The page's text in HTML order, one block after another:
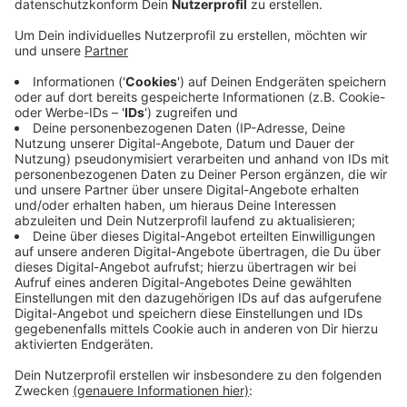
Mehrwertsteuersatz für Restaurants und Cafés
wieder auf 19 Prozent angehoben. Brand sagt:
Neben der Steuererhöhung hätten die Betriebe
kämpfen: Die Einkaufspreise seien massiv
gestiegen, ebenso die Energiekosten. Der
Deutsche Hotel- und Gaststättenverband sagt,
dass drei Viertel der Betriebe ihre Preise erhöht
hätten. Das wiederum könnte dazu führen, dass
weniger Gäste kommen. Brand befürchtet, dass
einige Betriebe deshalb eventuell schließen
müssen.
Veröffentlicht:Montag, 22.01.2024 09:56